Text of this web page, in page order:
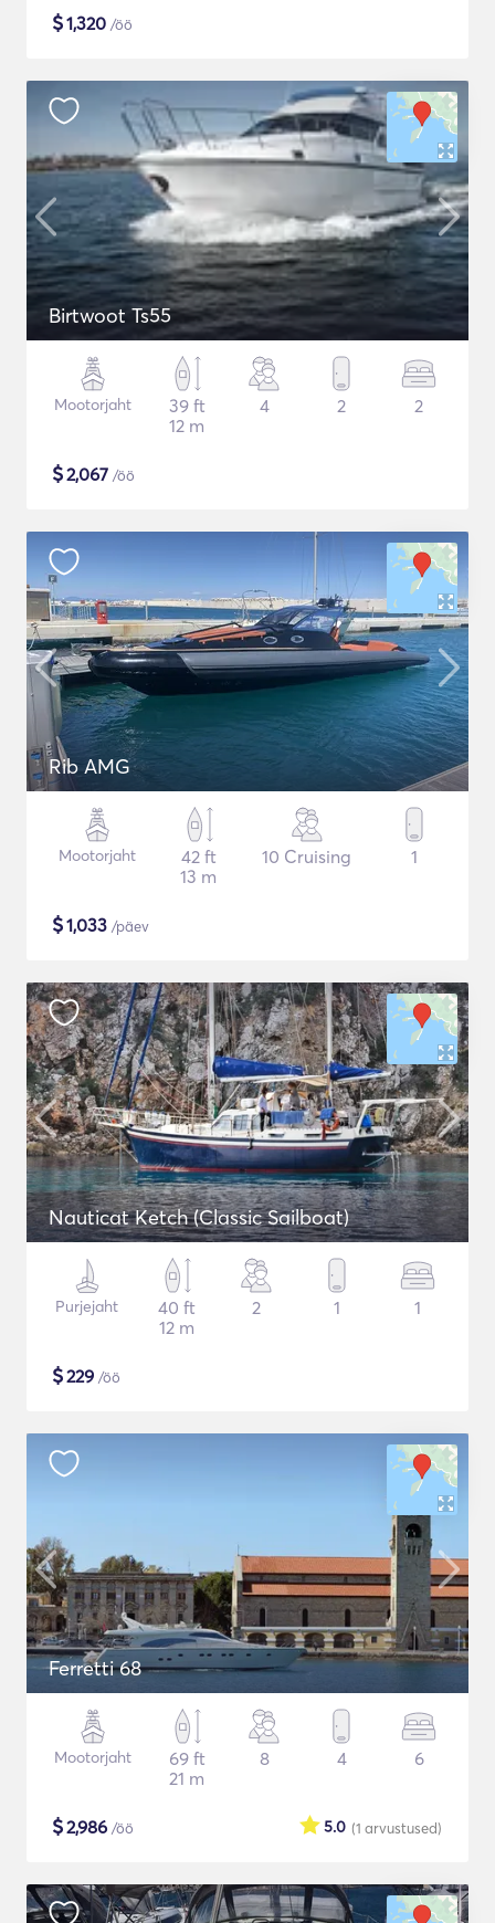
$1,320 /öö
Birtwoot Ts55
Mootorjaht
39 ft
12 m
4 2 2
$2,067 /öö
Rib AMG
Mootorjaht
42 ft
13 m
10 Cruising 1
$1,033 /päev
Nauticat Ketch (Classic Sailboat)
Purjejaht
40 ft
12 m
2 1 1
$229 /öö
Ferretti 68
Mootorjaht
69 ft
21 m
8 4 6
$2,986 /öö (1 arvustused)
5.0